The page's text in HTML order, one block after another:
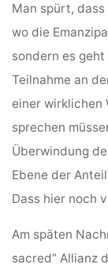
Man spürt,
wo die
sondern es
Teilnahme an
einer wirklichen
sprechen
Überwindung
Ebene der
Dass hier noch
Am späten
sacred” Allianz